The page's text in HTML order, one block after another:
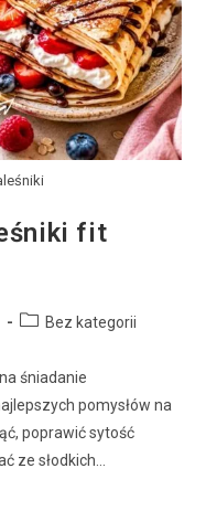
fit
Bez kategorii
śniadanie
pomysłów na
poprawić sytość
ze słodkich…